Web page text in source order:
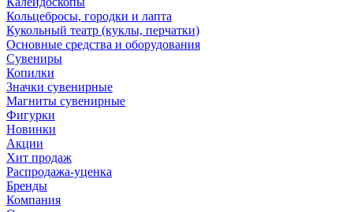
Кольцебросы, городки и лапта
Кукольный театр (куклы, перчатки)
Основные средства и оборудования
Сувениры
Копилки
Значки сувенирные
Магниты сувенирные
Фигурки
Новинки
Акции
Хит продаж
Распродажа-уценка
Бренды
Компания